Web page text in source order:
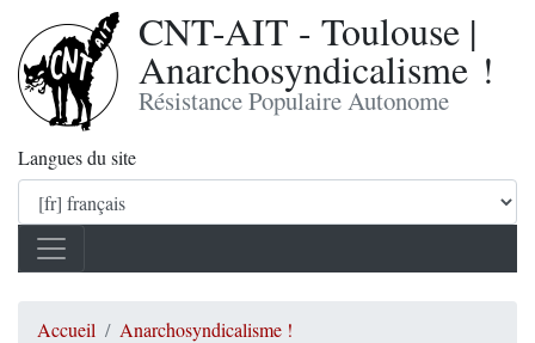
CNT-AIT - Toulouse |
Anarchosyndicalisme !
Résistance Populaire Autonome
Langues du site
Accueil Anarchosyndicalisme !